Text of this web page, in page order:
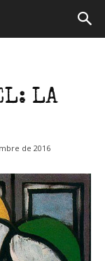
LA
de 2016